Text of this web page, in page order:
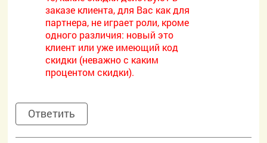
заказе клиента, для Вас как для
партнера, не играет роли, кроме
одного различия: новый это
клиент или уже имеющий код
скидки (неважно с каким
процентом скидки).
Ответить